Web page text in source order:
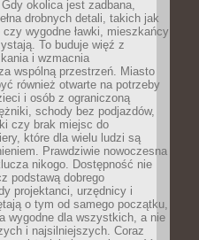
okolica jest zadbana,
drobnych detali, takich jak
wygodne ławki, mieszkańcy
To buduje więź z
i wzmacnia
wspólną przestrzeń. Miasto
również otwarte na potrzeby
i osób z ograniczoną
schody bez podjazdów,
czy brak miejsc do
które dla wielu ludzi są
Prawdziwie nowoczesna
nikogo. Dostępność nie
podstawą dobrego
projektanci, urzędnicy i
o tym od samego początku,
wygodne dla wszystkich, a nie
i najsilniejszych. Coraz